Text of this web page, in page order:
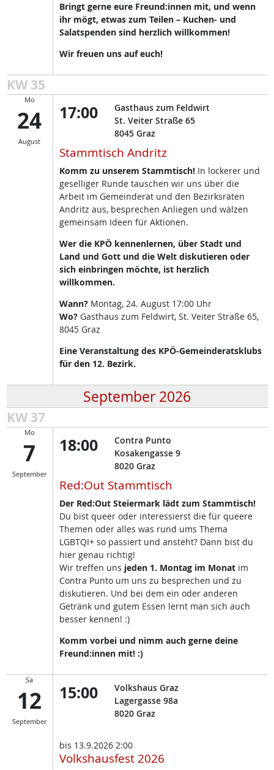
Bringt gerne eure Freund:innen mit, und wenn
ihr mögt, etwas zum Teilen – Kuchen- und
Salatspenden sind herzlich willkommen!
Wir freuen uns auf euch!
KW 35
Mo
24
August
17:00
Gasthaus zum Feldwirt
St. Veiter Straße 65
8045 Graz
Stammtisch Andritz
Komm zu unserem Stammtisch!In lockerer und
geselliger Runde tauschen wir uns über die
Arbeit im Gemeinderat und den Bezirksräten
Andritz aus, besprechen Anliegen und wälzen
gemeinsam Ideen für Aktionen.
Wer die KPÖ kennenlernen, über Stadt und
Land und Gott und die Welt diskutieren oder
sich einbringen möchte, ist herzlich
willkommen.
Wann?Montag, 24. August 17:00 Uhr
Wo?Gasthaus zum Feldwirt, St. Veiter Straße 65,
8045 Graz
Eine Veranstaltung des KPÖ-Gemeinderatsklubs
für den 12. Bezirk.
September 2026
KW 37
Mo
7
September
18:00
Contra Punto
Kosakengasse 9
8020 Graz
Red:Out Stammtisch
Der Red:Out Steiermark lädt zum Stammtisch!
Du bist queer oder interessierst die für queere
Themen oder alles was rund ums Thema
LGBTQI+ so passiert und ansteht? Dann bist du
hier genau richtig!
Wir treffen uns jeden 1. Montag im Monat im
Contra Punto um uns zu besprechen und zu
diskutieren. Und bei dem ein oder anderen
Getränk und gutem Essen lernt man sich auch
besser kennen! :)
Komm vorbei und nimm auch gerne deine
Freund:innen mit! :)
Sa
12
September
15:00
Volkshaus Graz
Lagergasse 98a
8020 Graz
bis 13.9.2026 2:00
Volkshausfest 2026